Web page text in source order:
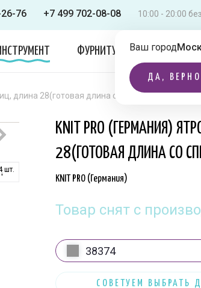
76 +7 499 702-08-08 10:00 - 20:00
Ваш город
ДА, ВЕРНО
ФУРНИТУРА ОДЕЖДА
длина 28(готовая длина со спицами 50см,
шт.
KNIT PRO (ГЕРМАНИЯ)
28(ГОТОВАЯ ДЛИНА СО
KNIT PRO (Германия)
Товар снят с
38374
СОВЕТУЕМ ВЫБРАТЬ